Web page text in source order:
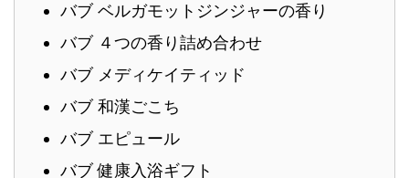
バブ ベルガモットジンジャーの香り
バブ ４つの香り詰め合わせ
バブ メディケイティッド
バブ 和漢ごこち
バブ エピュール
バブ 健康入浴ギフト